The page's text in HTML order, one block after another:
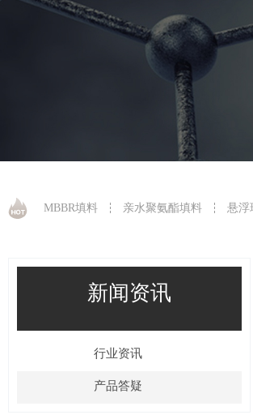
MBBR填料 亲水聚氨酯填料 悬浮
新闻资讯
行业资讯
产品答疑